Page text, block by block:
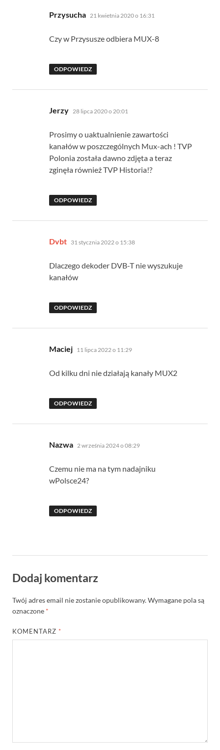
Przysucha pisze:
21 kwietnia 2020 o 16:31
Czy w Przysusze odbiera MUX-8
ODPOWIEDZ
Jerzy pisze:
28 lipca 2020 o 20:01
Prosimy o uaktualnienie zawartości
kanałów w poszczególnych Mux-ach ! TVP
Polonia została dawno zdjęta a teraz
zginęła również TVP Historia!?
ODPOWIEDZ
Dvbt pisze:
31 stycznia 2022 o 15:38
Dlaczego dekoder DVB-T nie wyszukuje
kanałów
ODPOWIEDZ
Maciej pisze:
11 lipca 2022 o 11:29
Od kilku dni nie działają kanały MUX2
ODPOWIEDZ
Nazwa pisze:
2 września 2024 o 08:29
Czemu nie ma na tym nadajniku
wPolsce24?
ODPOWIEDZ
Dodaj komentarz
Twój adres email nie zostanie opublikowany.Wymagane pola są
oznaczone *
KOMENTARZ *